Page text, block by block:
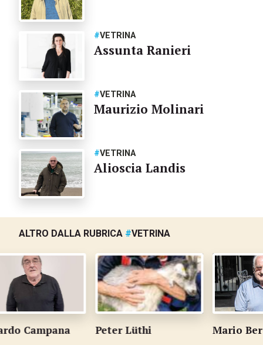
#VETRINA
Assunta Ranieri
#VETRINA
Maurizio Molinari
#VETRINA
Alioscia Landis
ALTRO DALLA RUBRICA #VETRINA
Campana Peter Lüthi Mario